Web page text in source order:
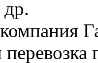
др.